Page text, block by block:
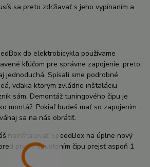
sa preto zdržiavať s jeho vypínaním a
do elektrobicykla používame
kľúčom pre správne zapojenie, preto
jednoduchá. Spísali sme podrobné
vďaka ktorým zvládne inštaláciu
sám. Demontáž tuningového čipu je
montáž. Pokiaľ budeš mať so zapojením
sa na nás obrátiť.
nainštalovať SpeedBox na úplne nový
prvým spustením čipu prejsť aspoň 1